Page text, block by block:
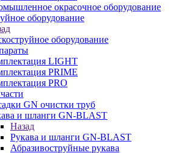
окрасочное оборудование
оборудование
оборудование
LIGHT
PRIME
PRO
GN очистки труб
и шланги GN-BLAST
Назад
Рукава и шланги GN-BLAST
Абразивоструйные рукава